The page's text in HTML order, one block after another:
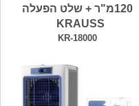
120מ"ר + שלט הפעלה
KRAUSS
KR-18000